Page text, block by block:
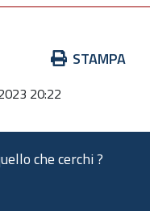
STAMPA
20:22
che cerchi ?